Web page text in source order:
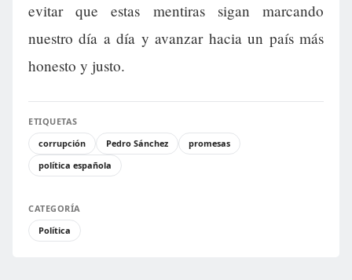
evitar que estas mentiras sigan marcando
nuestro día a día y avanzar hacia un país más
honesto y justo.
ETIQUETAS
corrupción
Pedro Sánchez
promesas
política española
CATEGORÍA
Política